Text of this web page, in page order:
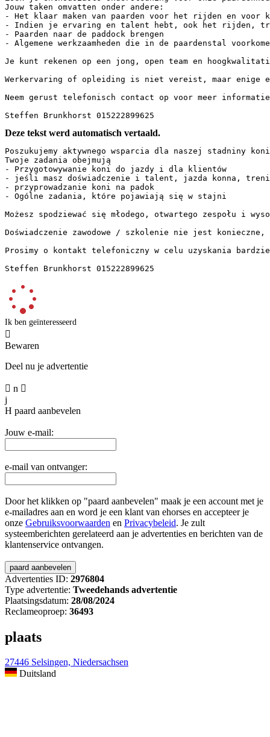
Jouw taken omvatten onder andere:
- Het klaar maken van paarden voor het rijden en
- Indien je ervaring en talent hebt, ook het rijden,
- Paarden naar de paddock brengen
- Algemene werkzaamheden die in de paardenstal
Je kunt rekenen op een jong, open team en
Werkervaring of opleiding is niet vereist, maar
Neem gerust telefonisch contact op voor meer
Steffen Brunkhorst 015222899625
Deze tekst werd automatisch vertaald.
Poszukujemy aktywnego wsparcia dla naszej stadniny
Twoje zadania obejmują
- Przygotowywanie koni do jazdy i dla klientów
- jeśli masz doświadczenie i talent, jazda konna,
- przyprowadzanie koni na padok
- Ogólne zadania, które pojawiają się w stajni
Możesz spodziewać się młodego, otwartego zespołu i
Doświadczenie zawodowe / szkolenie nie jest konieczne,
Prosimy o kontakt telefoniczny w celu uzyskania
Steffen Brunkhorst 015222899625
Ik ben geïnteresseerd

Bewaren
Deel nu je advertentie
 n 
j
H paard aanbevelen
Jouw e-mail:
e-mail van ontvanger:
Door het klikken op "paard aanbevelen" maak je een account met je
e-mailadres aan en word je een klant van ehorses en accepteer je
onze Gebruiksvoorwaarden en Privacybeleid. Je zult
systeemberichten gerelateerd aan je advertenties en berichten van de
klantenservice ontvangen.
Advertenties ID: 2976804
Type advertentie: Tweedehands advertentie
Plaatsingsdatum: 28/08/2024
Reclameoproep: 36493
plaats
27446 Selsingen, Niedersachsen
Duitsland